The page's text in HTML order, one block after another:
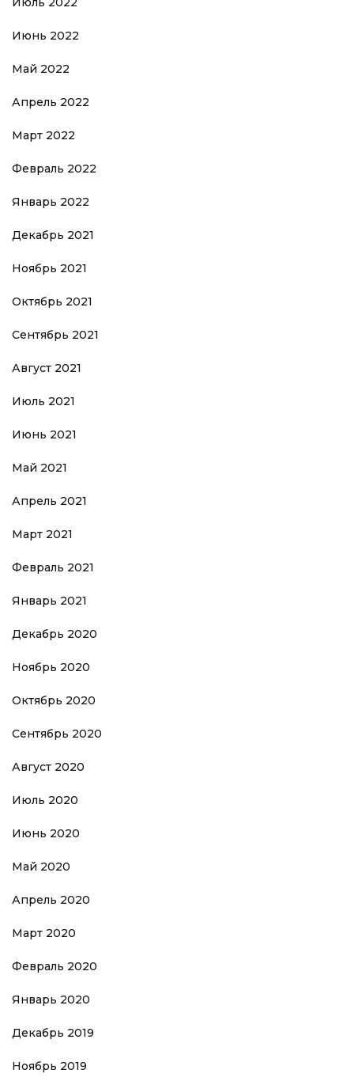
Июнь 2022
Май 2022
Апрель 2022
Март 2022
Февраль 2022
Январь 2022
Декабрь 2021
Ноябрь 2021
Октябрь 2021
Сентябрь 2021
Август 2021
Июль 2021
Июнь 2021
Май 2021
Апрель 2021
Март 2021
Февраль 2021
Январь 2021
Декабрь 2020
Ноябрь 2020
Октябрь 2020
Сентябрь 2020
Август 2020
Июль 2020
Июнь 2020
Май 2020
Апрель 2020
Март 2020
Февраль 2020
Январь 2020
Декабрь 2019
Ноябрь 2019